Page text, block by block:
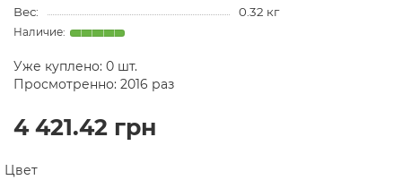
Вес:
0.32 кг
Уже куплено: 0 шт.
Просмотренно: 2016 раз
4 421.42 грн
Цвет